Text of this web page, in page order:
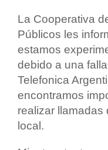
La Cooperativa
Públicos les
estamos
debido a una
Telefonica
encontramos
realizar llamadas
local.